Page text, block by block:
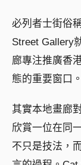
必列者士街俗
Street Gallery
廊專注推廣香
態的重要窗口。
其實本地畫廊
欣賞一位在同
不只是技法，